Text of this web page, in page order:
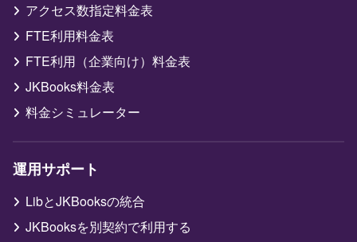
アクセス数指定料金表
FTE利用料金表
FTE利用（企業向け）料金表
JKBooks料金表
料金シミュレーター
運用サポート
LibとJKBooksの統合
JKBooksを別契約で利用する